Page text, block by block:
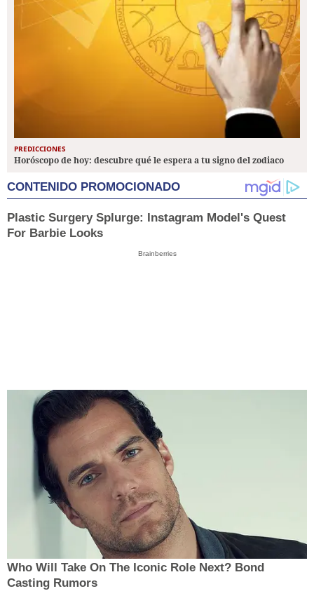
PREDICCIONES
Horóscopo de hoy: descubre qué le espera a tu signo del zodiaco
CONTENIDO PROMOCIONADO
Plastic Surgery Splurge: Instagram Model's Quest
For Barbie Looks
Brainberries
Who Will Take On The Iconic Role Next? Bond
Casting Rumors